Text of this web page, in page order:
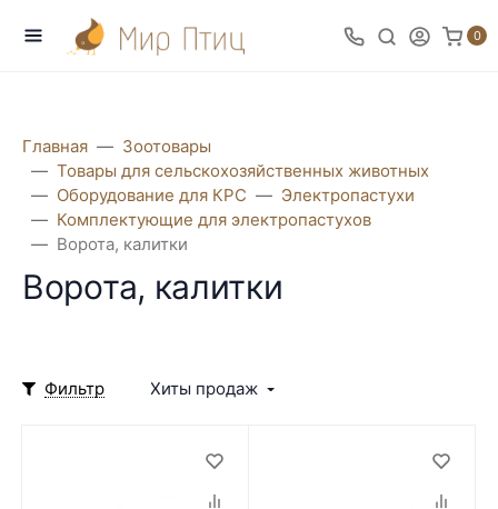
0
Главная
Зоотовары
Товары для сельскохозяйственных животных
Оборудование для КРС
Электропастухи
Комплектующие для электропастухов
Ворота, калитки
Ворота, калитки
Фильтр Хиты продаж